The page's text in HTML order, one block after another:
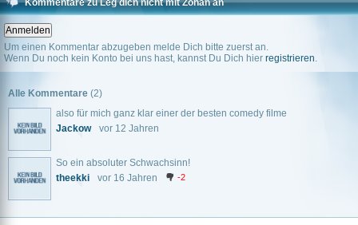
Kommentare zu Leg dich nicht mit Zohan an
Um einen Kommentar abzugeben melde Dich bitte zuerst an.
Wenn Du noch kein Konto bei uns hast, kannst Du Dich hier registrieren.
Alle Kommentare (2)
also für mich ganz klar einer der besten comedy filme
Jackow
vor 12 Jahren
So ein absoluter Schwachsinn!
theekki
vor 16 Jahren -2